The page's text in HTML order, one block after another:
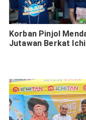
Korban Pinjol
Jutawan Berkat